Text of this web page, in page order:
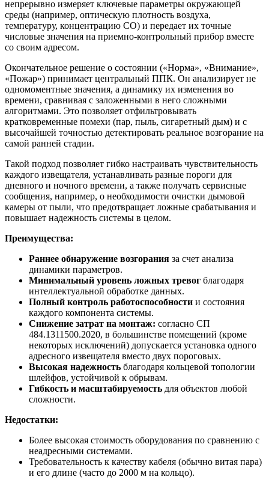
непрерывно измеряет ключевые параметры окружающей
среды (например, оптическую плотность воздуха,
температуру, концентрацию CO) и передает их точные
числовые значения на приемно-контрольный прибор вместе
со своим адресом.
Окончательное решение о состоянии («Норма», «Внимание»,
«Пожар») принимает центральный ППК. Он анализирует не
одномоментные значения, а динамику их изменения во
времени, сравнивая с заложенными в него сложными
алгоритмами. Это позволяет отфильтровывать
кратковременные помехи (пар, пыль, сигаретный дым) и с
высочайшей точностью детектировать реальное возгорание на
самой ранней стадии.
Такой подход позволяет гибко настраивать чувствительность
каждого извещателя, устанавливать разные пороги для
дневного и ночного времени, а также получать сервисные
сообщения, например, о необходимости очистки дымовой
камеры от пыли, что предотвращает ложные срабатывания и
повышает надежность системы в целом.
Преимущества:
Раннее обнаружение возгорания за счет анализа
динамики параметров.
Минимальный уровень ложных тревог благодаря
интеллектуальной обработке данных.
Полный контроль работоспособности и состояния
каждого компонента системы.
Снижение затрат на монтаж: согласно СП
484.1311500.2020, в большинстве помещений (кроме
некоторых исключений) допускается установка одного
адресного извещателя вместо двух пороговых.
Высокая надежность благодаря кольцевой топологии
шлейфов, устойчивой к обрывам.
Гибкость и масштабируемость для объектов любой
сложности.
Недостатки:
Более высокая стоимость оборудования по сравнению с
неадресными системами.
Требовательность к качеству кабеля (обычно витая пара)
и его длине (часто до 2000 м на кольцо).